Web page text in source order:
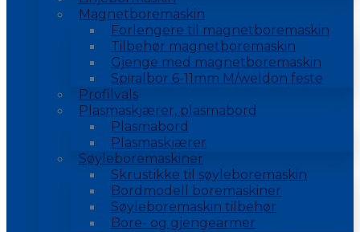
Magnetboremaskin
Forlengere til magnetboremaskin
Tilbehør magnetboremaskin
Gjenge med magnetboremaskin
Spiralbor 6-11mm M/weldon feste
Profilvals
Plasmaskjærer, plasmabord
Plasmabord
Plasmaskjærer
Søyleboremaskiner
Skrustikke til søyleboremaskin
Bordmodell boremaskiner
Søyleboremaskin tilbehør
Bore- og gjengearmer